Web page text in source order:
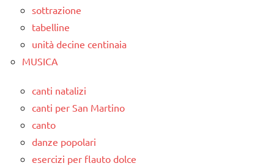
sottrazione
tabelline
unità decine centinaia
MUSICA
canti natalizi
canti per San Martino
canto
danze popolari
esercizi per flauto dolce